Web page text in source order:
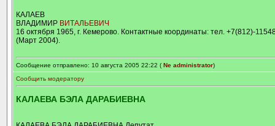
КАЛАЕВ
ВЛАДИМИР ВИТАЛЬЕВИЧ
16 октября 1965, г. Кемерово. Контактные координаты: тел. +7(812)-
(Март 2004).
Сообщение отправлено: 10 августа 2005 22:22 ( Ne administrator)
Сообщить модератору
КАЛАЕВА БЭЛА ДАРАБИЕВНА